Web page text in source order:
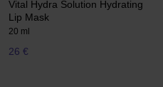
Vital Hydra Solution Hydrating
Lip Mask
20 ml
26 €